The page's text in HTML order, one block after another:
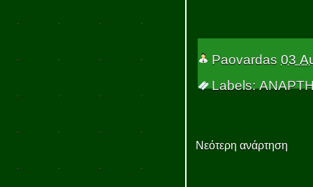
Paovardas 03
Labels:
Νεότερη ανάρτηση